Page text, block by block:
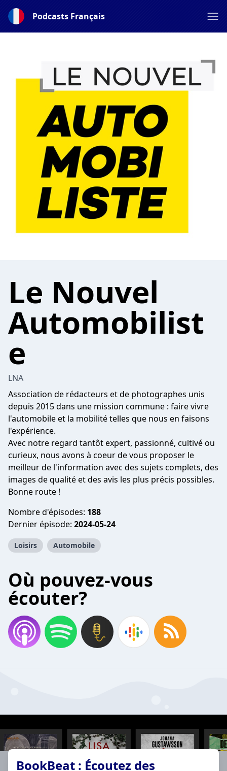
Podcasts Français
Le Nouvel
Automobilist
e
LNA
Association de rédacteurs et de photographes unis
depuis 2015 dans une mission commune : faire vivre
l'automobile et la mobilité telles que nous en faisons
l'expérience.
Avec notre regard tantôt expert, passionné, cultivé ou
curieux, nous avons à coeur de vous proposer le
meilleur de l'information avec des sujets complets, des
images de qualité et des avis les plus précis possibles.
Bonne route !
Nombre d'épisodes: 188
Dernier épisode: 2024-05-24
Loisirs Automobile
Où pouvez-vous
écouter?
BookBeat : Écoutez des